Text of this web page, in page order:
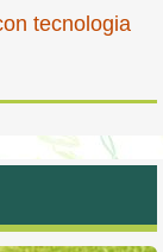
tecnologia